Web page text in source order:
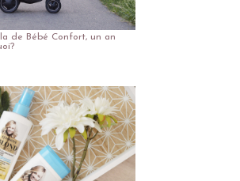
de Bébé Confort, un an